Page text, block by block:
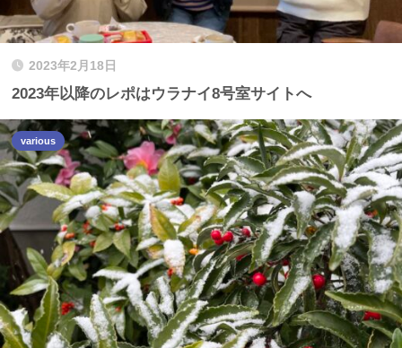
2023年2月18日
2023年以降のレポはウラナイ8号室サイトへ
various